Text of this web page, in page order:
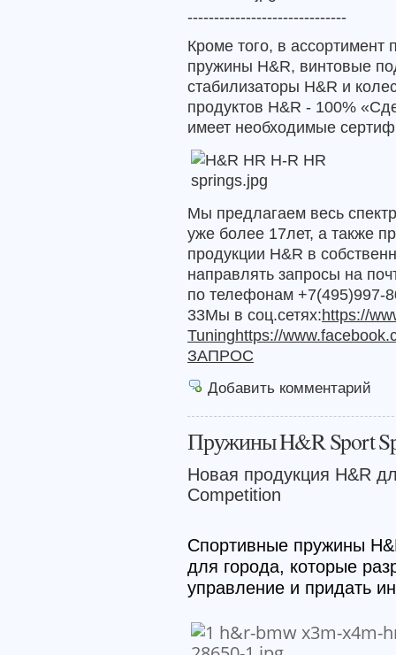
------------------------------
Кроме того, в ассортимент
пружины H&R, винтовые
стабилизаторы H&R и
продуктов H&R - 100%
имеет необходимые
Мы предлагаем весь
уже более 17лет, а также
продукции H&R в
направлять запросы на
по телефонам +7(495)997-
33Мы в соц.сетях:https://
Tuninghttps://
ЗАПРОС
Добавить комментарий
Пружины H&R Sport
Новая продукция H&R
Competition
Спортивные пружины
для города, которые
управление и придать